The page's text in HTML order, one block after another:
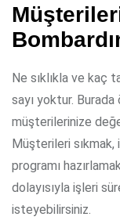
Ne sıklıkla ve kaç
sayı yoktur. Burada
müşterilerinize
Müşterileri
programı
dolayısıyla işleri
isteyebilirsiniz.